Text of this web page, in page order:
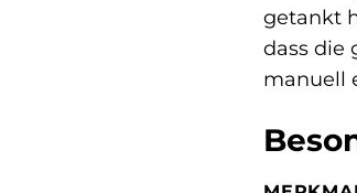
getankt
dass die
manuell